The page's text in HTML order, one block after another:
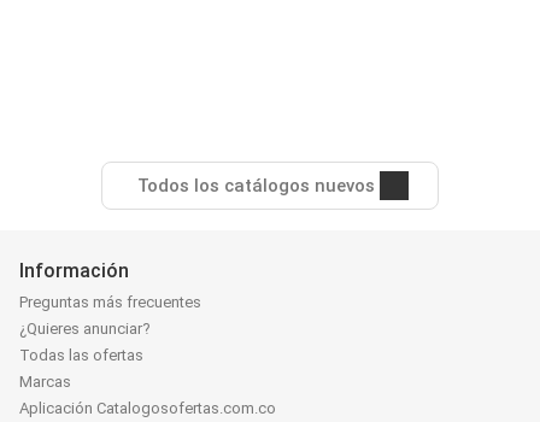
Todos los catálogos nuevos
Información
Preguntas más frecuentes
¿Quieres anunciar?
Todas las ofertas
Marcas
Aplicación Catalogosofertas.com.co